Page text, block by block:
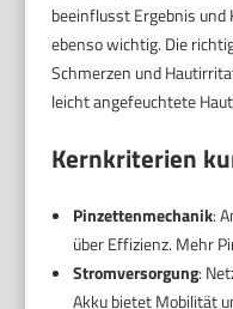
beeinflusst Ergebnis
ebenso wichtig. Die
Schmerzen und
leicht angefeuchtete
Kernkriterien
Pinzettenmechanik:
über Effizienz. Mehr
Stromversorgung:
Akku bietet Mobilität